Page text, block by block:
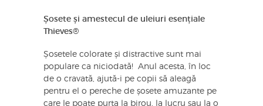
Șosete și amestecul de uleiuri esențiale
Thieves®
Șosetele colorate și distractive sunt mai
populare ca niciodată! Anul acesta, în loc
de o cravată, ajută-i pe copii să aleagă
pentru el o pereche de șosete amuzante pe
care le poate purta la birou, la lucru sau la o